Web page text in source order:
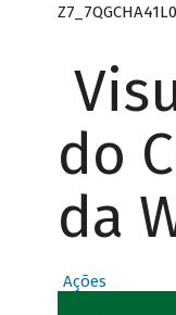
do
da
Ações